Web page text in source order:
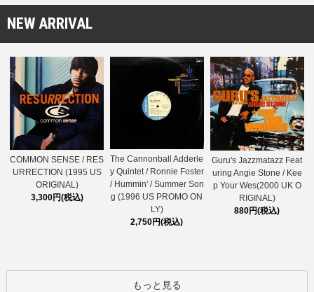
NEW ARRIVAL
COMMON SENSE / RES
URRECTION (1995 US
ORIGINAL)
3,300円(税込)
The Cannonball Adderle
y Quintet / Ronnie Foster
/ Hummin' / Summer Son
g (1996 US PROMO ON
LY)
2,750円(税込)
Guru's Jazzmatazz Feat
uring Angie Stone / Kee
p Your Wes(2000 UK O
RIGINAL)
880円(税込)
もっと見る